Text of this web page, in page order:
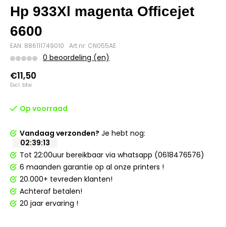
Hp 933Xl magenta Officejet
6600
EAN: 886111749010 Art.nr: CN055AE
0 beoordeling (en)
€11,50
Excl. btw
Op voorraad
Vandaag verzonden? Je hebt nog:
02:39:12
Tot 22:00uur bereikbaar via whatsapp (0618476576)
6 maanden garantie op al onze printers !
20.000+ tevreden klanten!
Achteraf betalen!
20 jaar ervaring !